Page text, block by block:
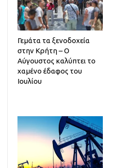
Γεμάτα τα ξενοδοχεία
στην Κρήτη – Ο
Αύγουστος καλύπτει το
χαμένο έδαφος του
Ιουλίου